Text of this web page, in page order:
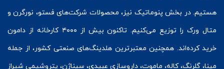
هستیم. در بخش پنوماتیک نیز، محصولات شرکت‌های فستو، نورگرن و
متال ورک
را توزیع می‌کنیم. تاکنون بیش از ۴۰۰۰ کارخانه از دامون
خرید کرده‌اند. همچنین معتبرترین هلدینگ‌های صنعتی کشور، از جمله
مپنا، گلرنگ، کاله، ماموت، داروسازی عبیدی، سیناژن، پتروشیمی شیراز